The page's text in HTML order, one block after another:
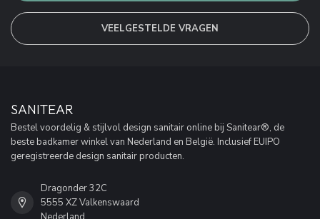
VEELGESTELDE VRAGEN
SANITEAR
Bestel voordelig & stijlvol design sanitair online bij Sanitear®, de
beste badkamer winkel van Nederland en België. Inclusief EUIPO
geregistreerde design sanitair producten.
Dragonder 32C
5555 XZ Valkenswaard